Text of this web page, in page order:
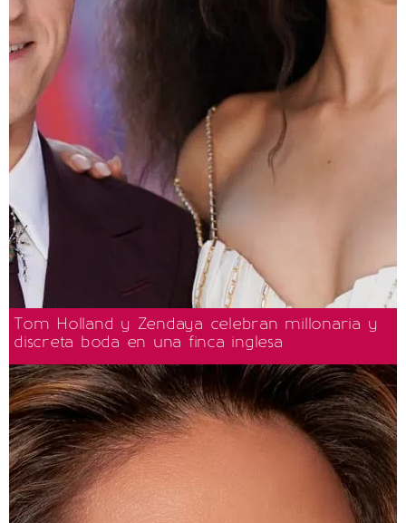
Tom Holland y Zendaya celebran millonaria y
discreta boda en una finca inglesa